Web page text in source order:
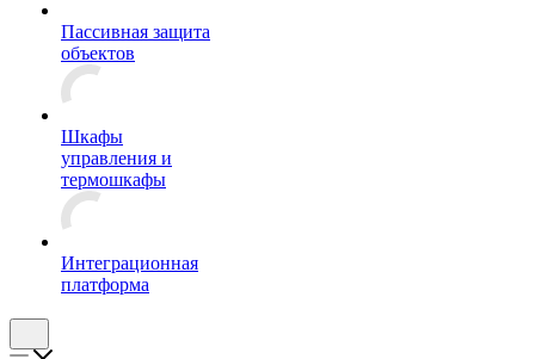
Пассивная защита
объектов
Шкафы
управления и
термошкафы
Интеграционная
платформа